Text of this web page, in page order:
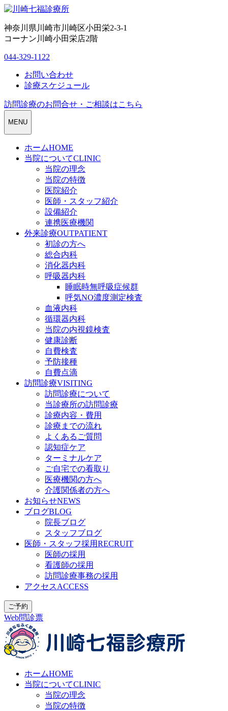
神奈川県川崎市川崎区小田栄2-3-1
コーナン川崎小田栄店2階
044-329-1122
お問い合わせ
診療スケジュール
訪問診療のお問合せ・ご相談はこちら
MENU
ホームHOME
当院についてCLINIC
当院の理念
当院の特徴
医院紹介
医師・スタッフ紹介
設備紹介
連携医療機関
外来診療OUTPATIENT
初診の方へ
総合内科
消化器内科
呼吸器内科
睡眠時無呼吸症候群
呼気NO濃度測定検査
血液内科
循環器内科
当院の内視鏡検査
健康診断
自費検査
予防接種
自費点滴
訪問診療VISITING
訪問診療について
当診療所の訪問診療
診療内容・費用
診療までの流れ
よくあるご質問
認知症ケア
ターミナルケア
ご自宅での看取り
医療機関の方へ
介護関係者の方へ
お知らせNEWS
ブログBLOG
院長ブログ
スタッフブログ
医師・スタッフ採用RECRUIT
医師の採用
看護師の採用
訪問診療事務の採用
アクセスACCESS
ご予約
Web問診票
ホームHOME
当院についてCLINIC
当院の理念
当院の特徴